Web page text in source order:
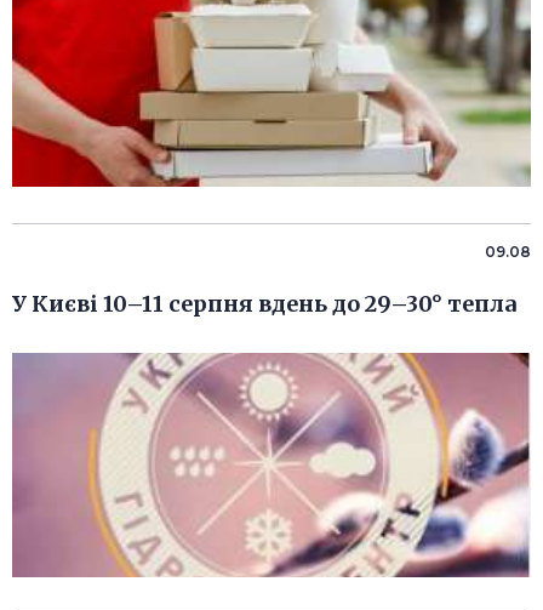
09.08
У Києві 10–11 серпня вдень до 29–30° тепла